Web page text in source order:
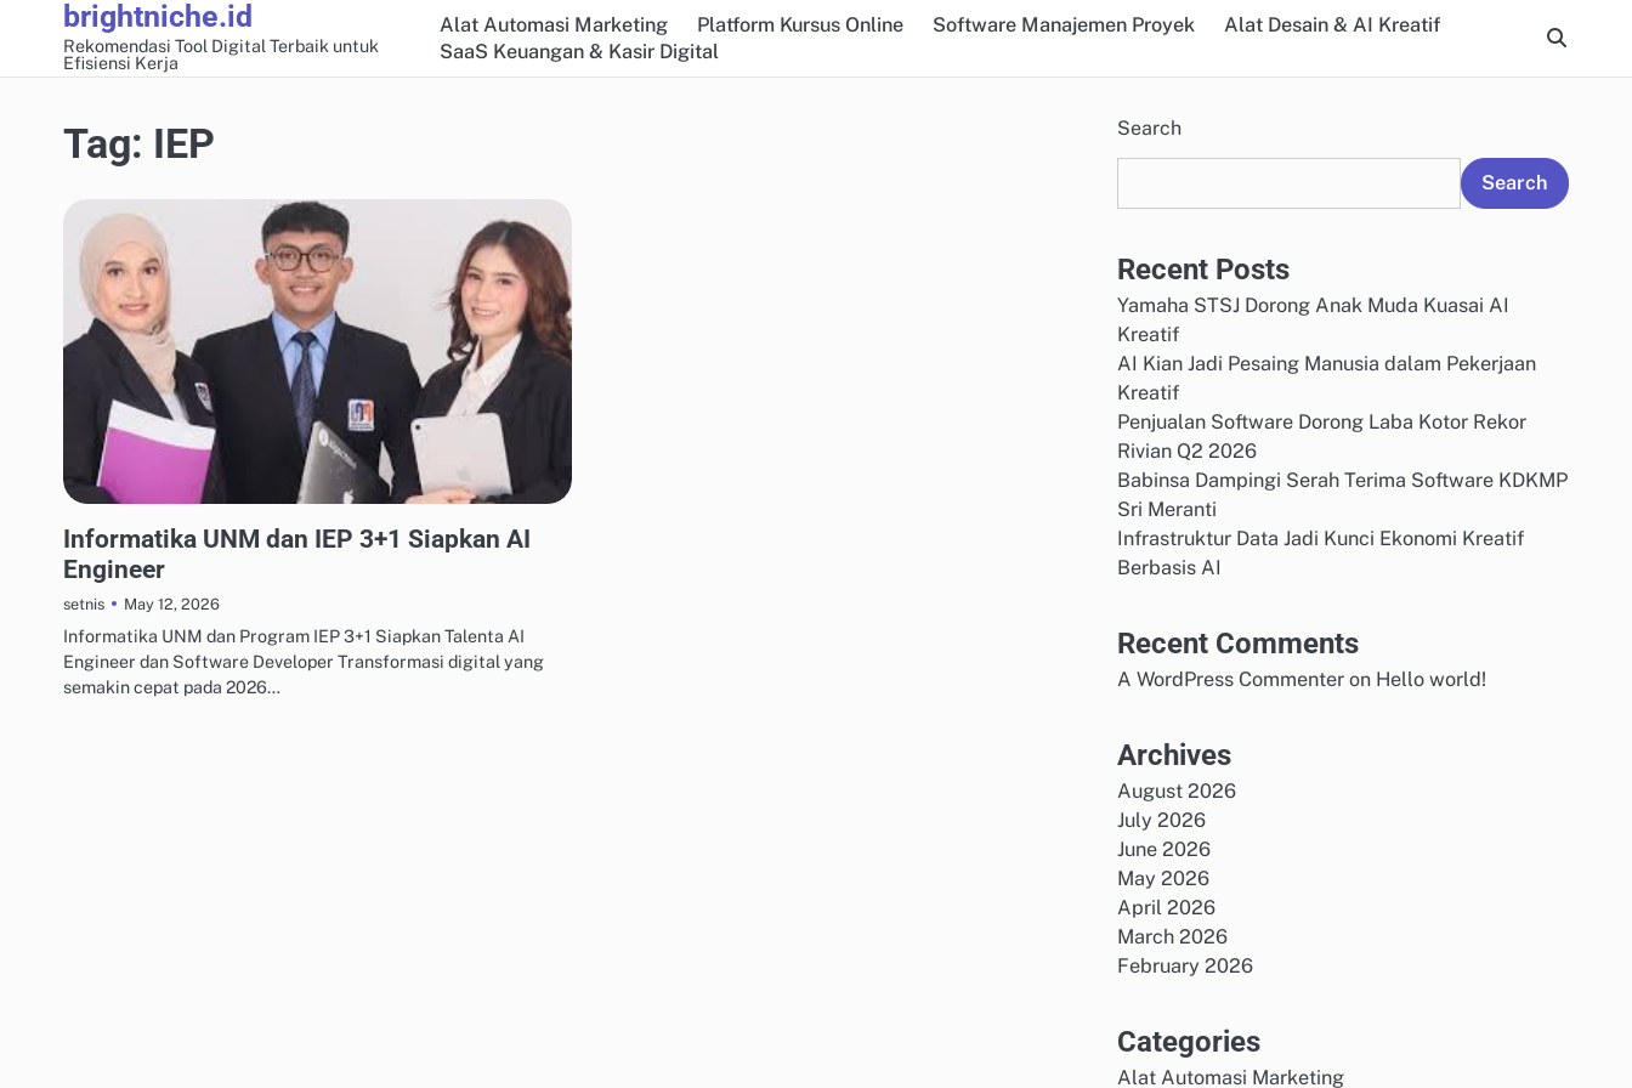
content
brightniche.id
Rekomendasi Tool Digital Terbaik untuk
Efisiensi Kerja
Alat Automasi Marketing Platform Kursus Online Software Manajemen Proyek
Alat Desain & AI Kreatif
SaaS Keuangan & Kasir Digital
Tag: IEP
Informatika UNM dan IEP 3+1 Siapkan AI
Engineer
setnis May 12, 2026
Informatika UNM dan Program IEP 3+1 Siapkan Talenta AI
Engineer dan Software Developer Transformasi digital yang
semakin cepat pada 2026…
Search
Search
Recent Posts
Yamaha STSJ Dorong Anak Muda Kuasai AI
Kreatif
AI Kian Jadi Pesaing Manusia dalam Pekerjaan
Kreatif
Penjualan Software Dorong Laba Kotor Rekor
Rivian Q2 2026
Babinsa Dampingi Serah Terima Software KDKMP
Sri Meranti
Infrastruktur Data Jadi Kunci Ekonomi Kreatif
Berbasis AI
Recent Comments
A WordPress Commenter on Hello world!
Archives
August 2026
July 2026
June 2026
May 2026
April 2026
March 2026
February 2026
Categories
Alat Automasi Marketing